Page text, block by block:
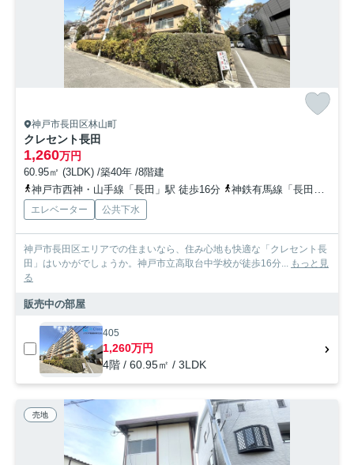
神戸市長田区林山町
クレセント長田
1,260万円
60.95㎡ (3LDK) /築40年 /8階建
神戸市西神・山手線「長田」駅 徒歩16分
神鉄有馬線「長田」駅 徒歩12分
エレベーター 公共下水
神戸市長田区エリアでの住まいなら、住み心地も快適な「クレセント長
田」はいかがでしょうか。神戸市立高取台中学校が徒歩16分...
もっと見
る
販売中の部屋
405
1,260万円
4階 / 60.95㎡ / 3LDK
売地